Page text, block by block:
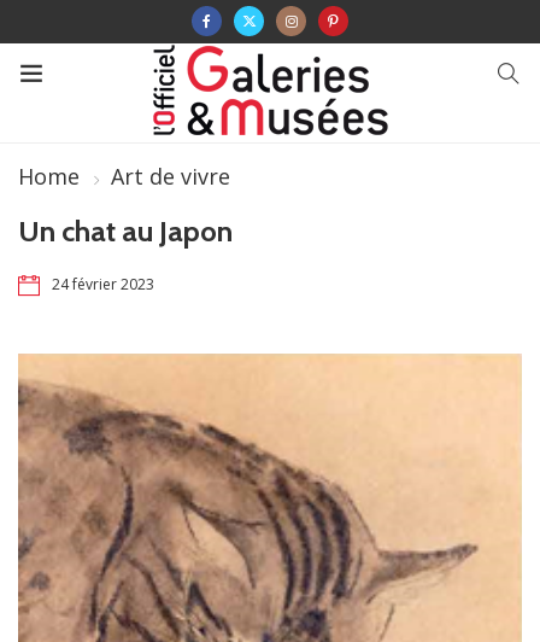
Home Art de vivre
Un chat au Japon
24 février 2023